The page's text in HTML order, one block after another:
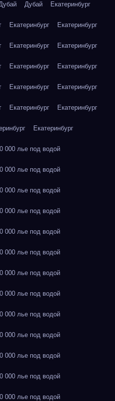
Дубай Екатеринбург
Екатеринбург Екатеринбург
Екатеринбург Екатеринбург
Екатеринбург Екатеринбург
Екатеринбург Екатеринбург
Екатеринбург Екатеринбург
Екатеринбург
лье под водой
лье под водой
лье под водой
лье под водой
лье под водой
лье под водой
лье под водой
лье под водой
лье под водой
лье под водой
лье под водой
лье под водой
лье под водой